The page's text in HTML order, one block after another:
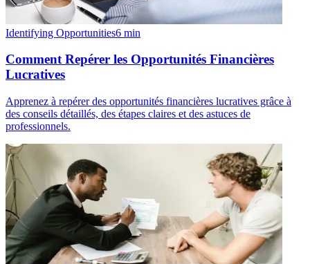
Identifying Opportunities6 min
Comment Repérer les Opportunités Financières
Lucratives
Apprenez à repérer des opportunités financières lucratives grâce à
des conseils détaillés, des étapes claires et des astuces de
professionnels.